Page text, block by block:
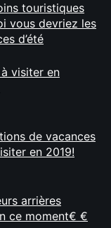
touristiques
vous devriez les
d’été
visiter en
de vacances
en 2019!
arrières
ce moment€ €